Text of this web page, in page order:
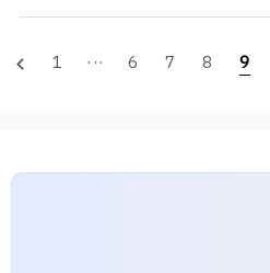
navigate_before 1 ··· 6 7 8 9